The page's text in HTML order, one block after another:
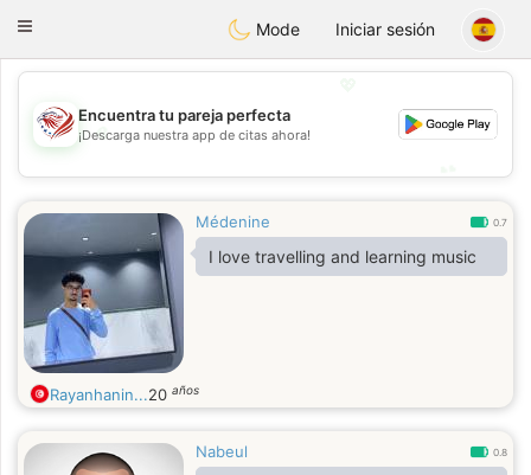
StatesDating
Toggle
Mode Iniciar sesión
💖
💕
Encuentra tu pareja perfecta
¡Descarga nuestra app de citas ahora!
Médenine 0.7
I love travelling and learning music
Rayanhanin...20 años
Nabeul 0.8